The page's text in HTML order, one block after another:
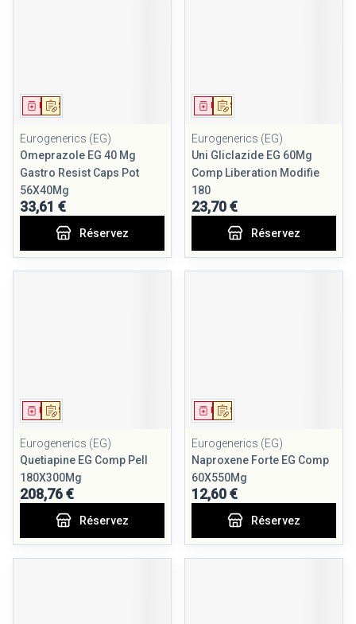
Sur prescription
Médicament
Eurogenerics (EG)
Omeprazole EG 40 Mg
Gastro Resist Caps Pot
56X40Mg
33,61 €
Réservez
Sur prescription
Médicament
Eurogenerics (EG)
Uni Gliclazide EG 60Mg
Comp Liberation Modifie
180
23,70 €
Réservez
Sur prescription
Médicament
Eurogenerics (EG)
Quetiapine EG Comp Pell
180X300Mg
208,76 €
Réservez
Sur prescription
Médicament
Eurogenerics (EG)
Naproxene Forte EG Comp
60X550Mg
12,60 €
Réservez